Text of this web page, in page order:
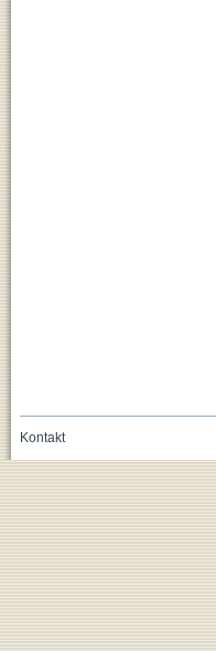
Kontakt